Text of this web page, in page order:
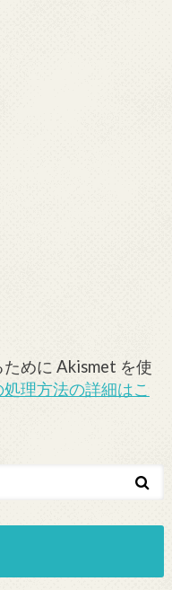
めに Akismet を使
理方法の詳細はこ